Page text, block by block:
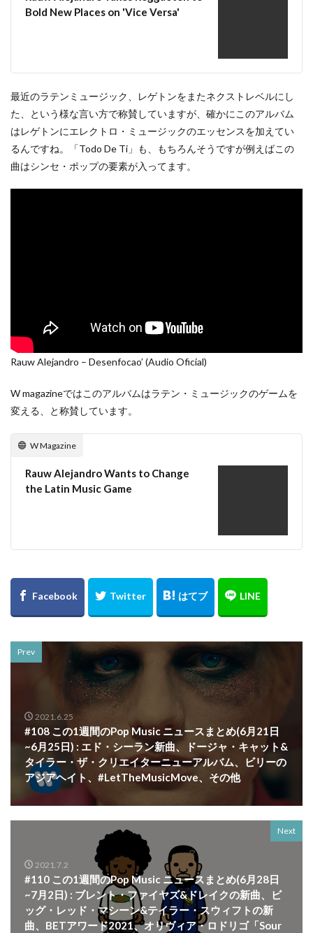
Bold New Places on 'Vice Versa'
最近のラテンミュージック、レゲトンをまたネクストレベルにし
た、という様な言い方で称賛していますが、確かにこのアルバム
はレゲトンにエレクトロ・ミュージックのエッセンスを加えてい
るんですね。「Todo De Ti」も、もちろんそうですが例えばこの
曲はシンセ・ポップの要素が入ってます。
Rauw Alejandro – Desenfocao’ (Audio Oficial)
W magazineではこのアルバムはラテン・ミュージックのゲームを
変える、と称賛しています。
W Magazine
Rauw Alejandro Wants to Change
the Latin Music Game
Prev
2021.6.25
#108 この1週間のPop Music ニュースまとめ(6月21日
~6月25日) : エド・シーラン新曲、ドージャ・キャット&
タイラー・ザ・クリエイターニューアルバム、ビリーの
アジアヘイト、#LetTheMusicMove、その他
Next
2021.7.2
#110 この1週間のPop Music ニュースまとめ(6月28日
~7月2日) : ブレント・ファイヤズ&ドレイクの新曲、ビ
ッグ・レッド・マシーン&テイラー・スウィフトの新
曲、BETアワード2021、オリヴィア・ロドリゴ「Sour